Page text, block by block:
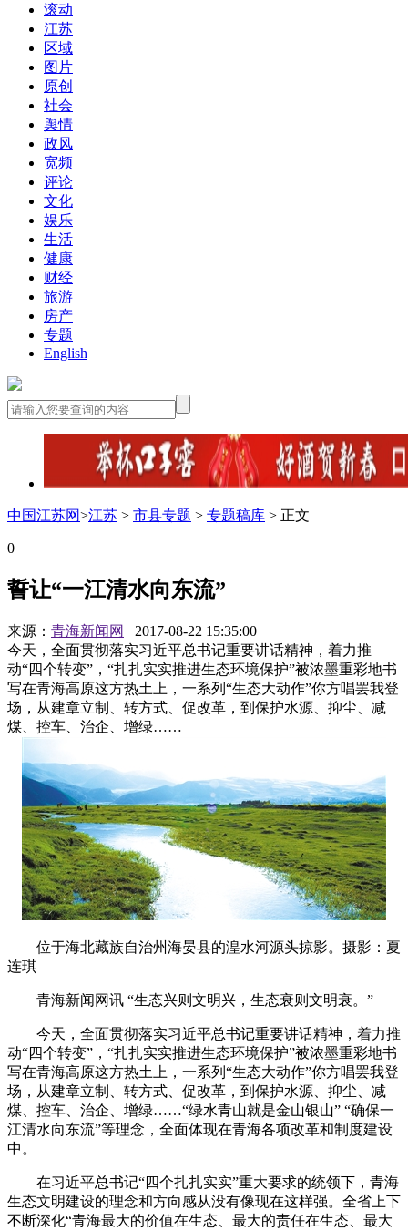
滚动
江苏
区域
图片
原创
社会
舆情
政风
宽频
评论
文化
娱乐
生活
健康
财经
旅游
房产
专题
English
中国江苏网>江苏 > 市县专题 > 专题稿库 > 正文
0
誓让“一江清水向东流”
来源： 青海新闻网
2017-08-22 15:35:00
今天，全面贯彻落实习近平总书记重要讲话精神，着力推
动“四个转变”，“扎扎实实推进生态环境保护”被浓墨重彩地书
写在青海高原这方热土上，一系列“生态大动作”你方唱罢我登
场，从建章立制、转方式、促改革，到保护水源、抑尘、减
煤、控车、治企、增绿……
位于海北藏族自治州海晏县的湟水河源头掠影。摄影：夏
连琪
青海新闻网讯 “生态兴则文明兴，生态衰则文明衰。”
今天，全面贯彻落实习近平总书记重要讲话精神，着力推
动“四个转变”，“扎扎实实推进生态环境保护”被浓墨重彩地书
写在青海高原这方热土上，一系列“生态大动作”你方唱罢我登
场，从建章立制、转方式、促改革，到保护水源、抑尘、减
煤、控车、治企、增绿……“绿水青山就是金山银山” “确保一
江清水向东流”等理念，全面体现在青海各项改革和制度建设
中。
在习近平总书记“四个扎扎实实”重大要求的统领下，青海
生态文明建设的理念和方向感从没有像现在这样强。全省上下
不断深化“青海最大的价值在生态、最大的责任在生态、最大